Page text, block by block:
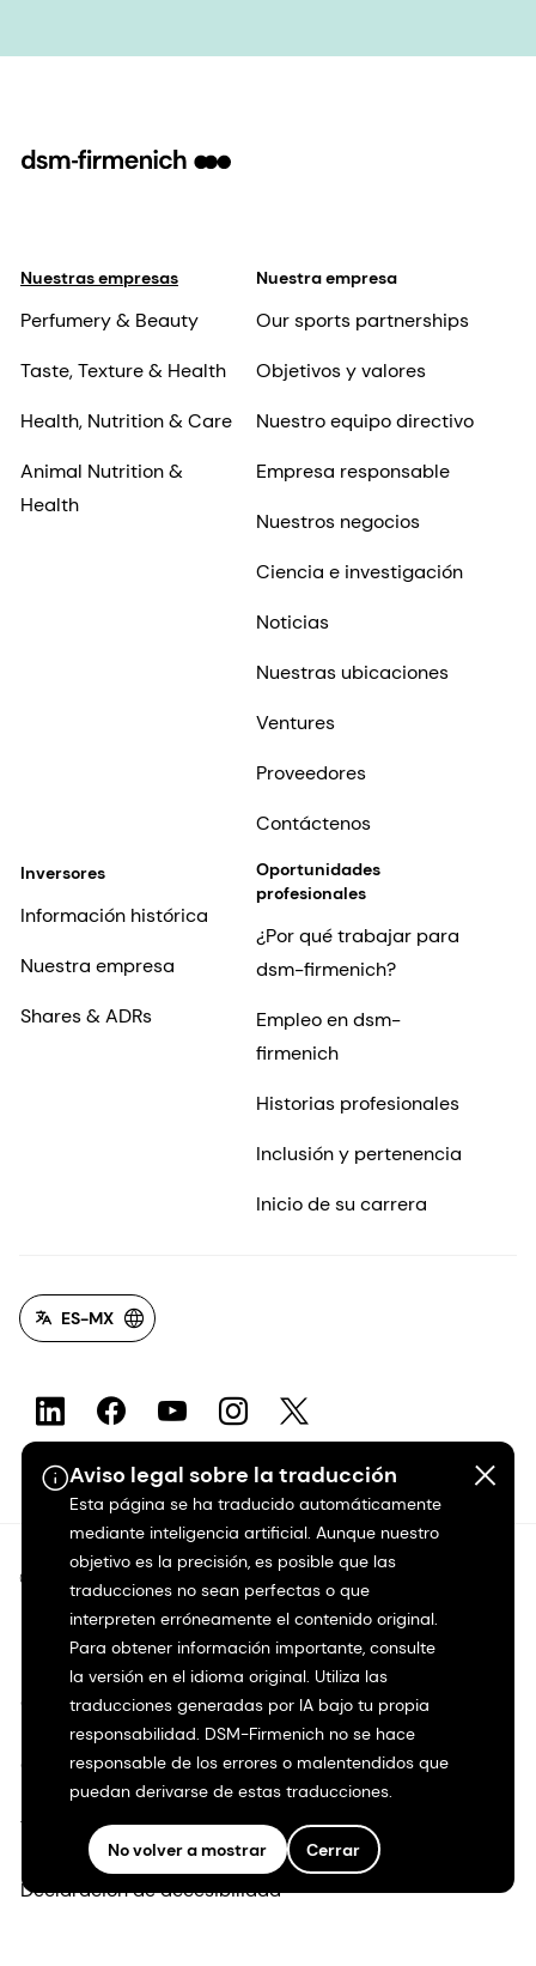
Aviso legal sobre la traducción
Esta página se ha traducido automáticamente
mediante inteligencia artificial. Aunque nuestro
objetivo es la precisión, es posible que las
traducciones no sean perfectas o que
interpreten erróneamente el contenido original.
Para obtener información importante, consulte
la versión en el idioma original. Utiliza las
traducciones generadas por IA bajo tu propia
responsabilidad. DSM-Firmenich no se hace
responsable de los errores o malentendidos que
puedan derivarse de estas traducciones.
No volver a mostrar Cerrar
Nuestras empresas
Perfumery & Beauty
Taste, Texture & Health
Health, Nutrition & Care
Animal Nutrition &
Health
Nuestra empresa
Our sports partnerships
Objetivos y valores
Nuestro equipo directivo
Empresa responsable
Nuestros negocios
Ciencia e investigación
Noticias
Nuestras ubicaciones
Ventures
Proveedores
Contáctenos
Inversores
Información histórica
Nuestra empresa
Shares & ADRs
Oportunidades
profesionales
¿Por qué trabajar para
dsm-firmenich?
Empleo en dsm-
firmenich
Historias profesionales
Inclusión y pertenencia
Inicio de su carrera
ES-MX
©2026 dsm-firmenich. Todos los derechos reservados.
Protección de datos
Condiciones de uso
Condiciones generales
Transparencia en California
Declaración de accesibilidad